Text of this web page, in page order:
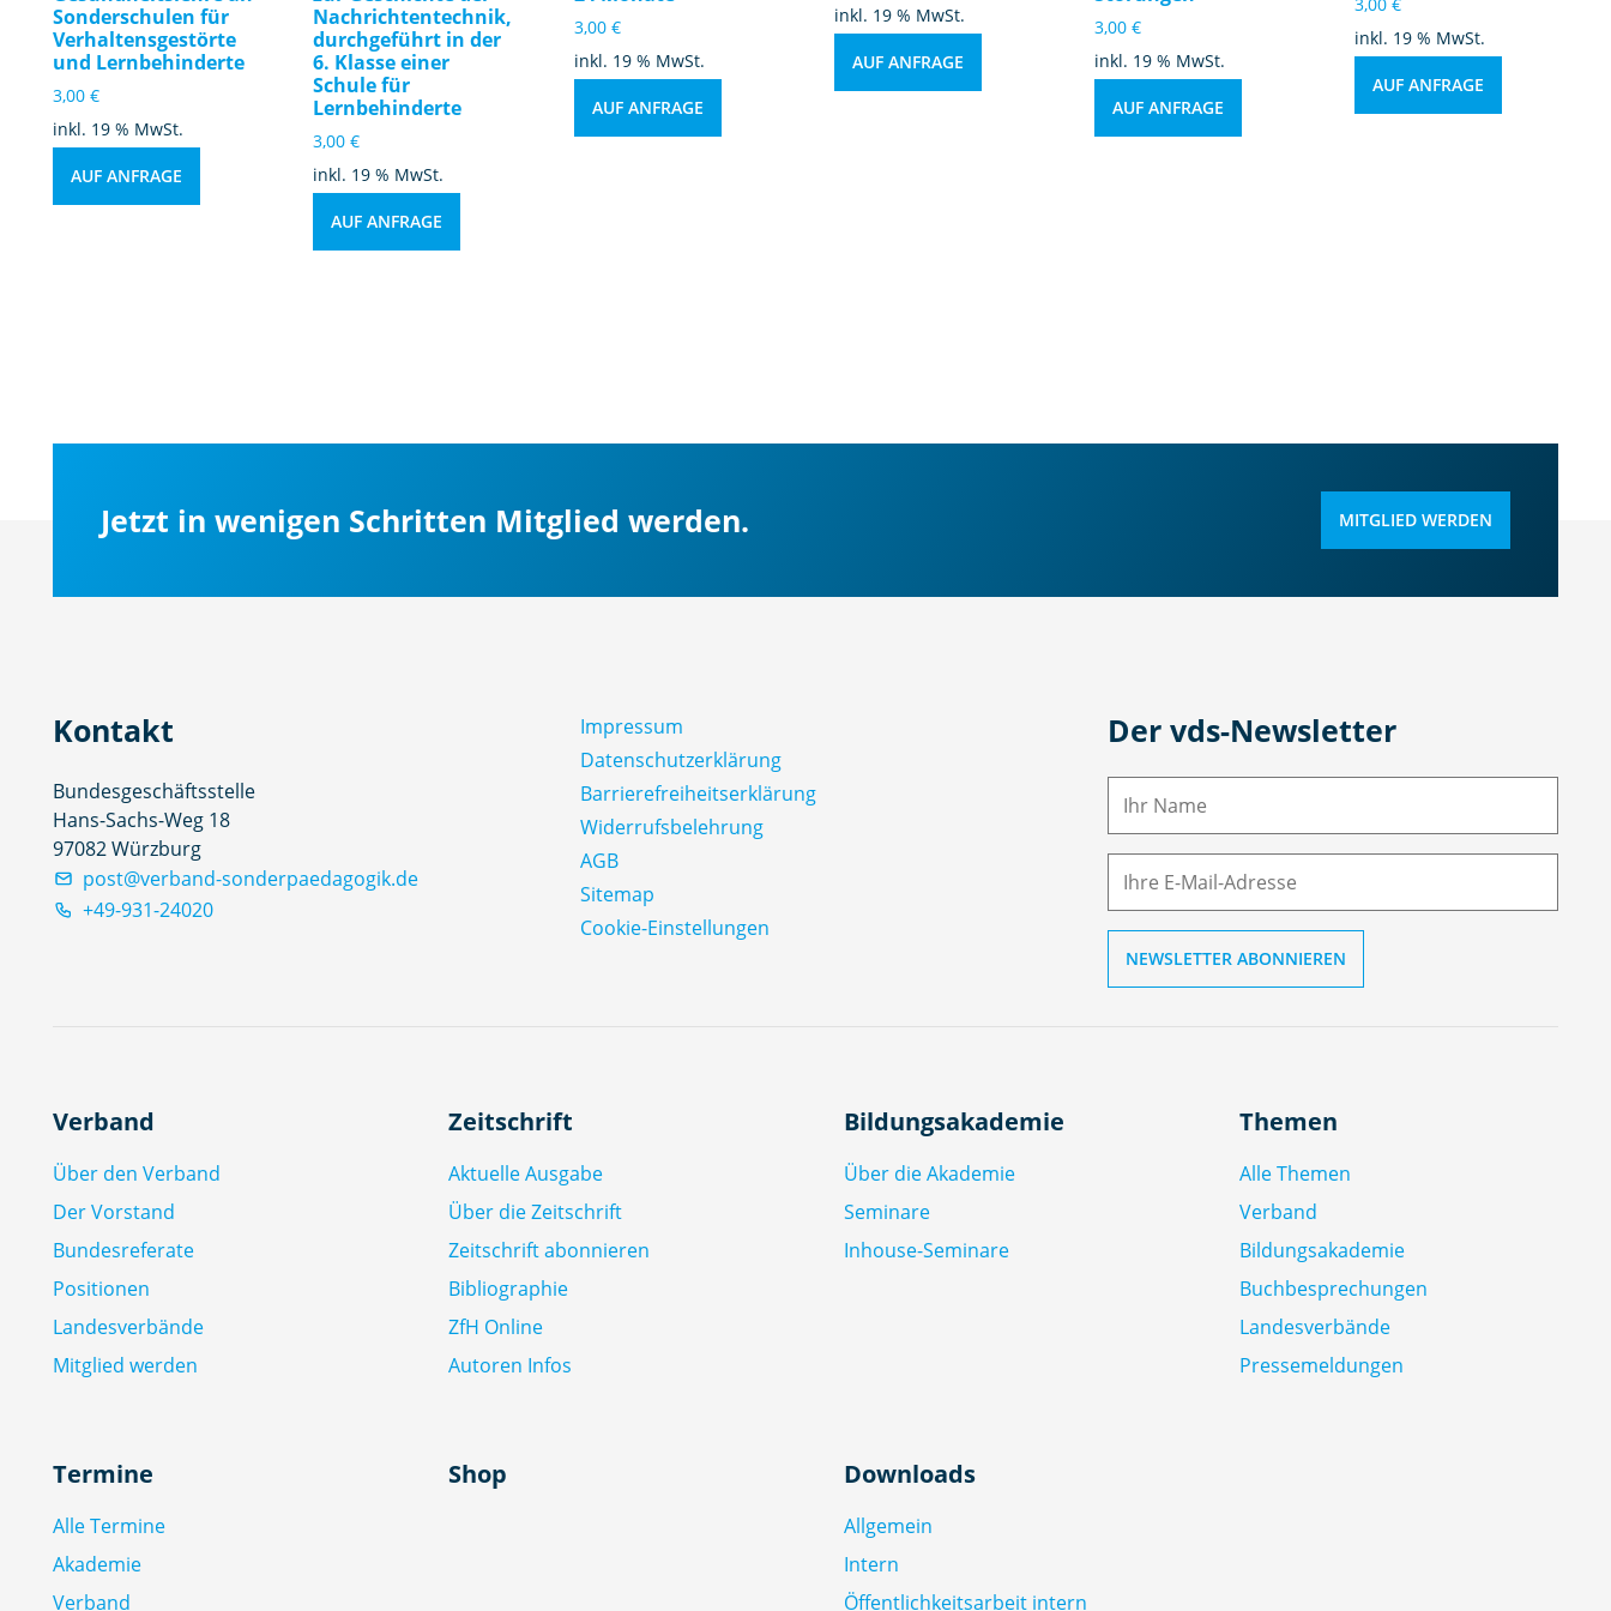
Sonderschulen für
Verhaltensgestörte
und Lernbehinderte
3,00 €
inkl. 19 % MwSt.
AUF ANFRAGE
Nachrichtentechnik,
durchgeführt in der
6. Klasse einer
Schule für
Lernbehinderte
3,00€
inkl. 19 % MwSt.
AUF ANFRAGE
3,00 €
inkl. 19 % MwSt.
AUF ANFRAGE
inkl. 19 % MwSt.
AUF ANFRAGE
3,00€
inkl. 19 % MwSt.
AUF ANFRAGE
inkl. 19 % MwSt.
AUF ANFRAGE
Jetzt in wenigen Schritten Mitglied werden. MITGLIED WERDEN
Kontakt
Bundesgeschäftsstelle
Hans-Sachs-Weg 18
97082 Würzburg
post@verband-sonderpaedagogik.de
+49-931-24020
Impressum
Datenschutz­erklärung
Barrierefreiheitserklärung
Widerrufsbelehrung
AGB
Sitemap
Cookie-Einstellungen
Der vds-Newsletter
N
M
Verband
Über den Verband
Der Vorstand
Bundesreferate
Positionen
Landesverbände
Mitglied werden
Zeitschrift
Aktuelle Ausgabe
Über die Zeitschrift
Zeitschrift abonnieren
Bibliographie
ZfH Online
Autoren Infos
Bildungsakademie
Über die Akademie
Seminare
Inhouse-Seminare
Themen
Alle Themen
Verband
Bildungsakademie
Buchbesprechungen
Landesverbände
Pressemeldungen
Termine
Alle Termine
Akademie
Verband
Shop Downloads
Allgemein
Intern
Öffentlichkeitsarbeit intern